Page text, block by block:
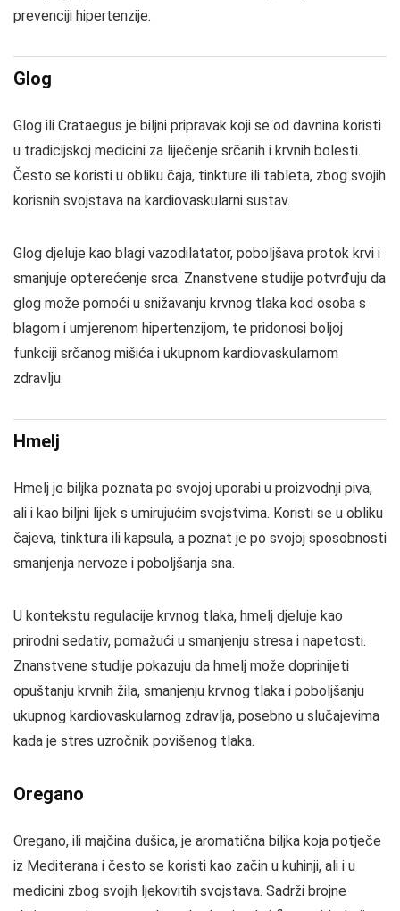
prevenciji hipertenzije.
Glog
Glog ili Crataegus je biljni pripravak koji se od davnina koristi
u tradicijskoj medicini za liječenje srčanih i krvnih bolesti.
Često se koristi u obliku čaja, tinkture ili tableta, zbog svojih
korisnih svojstava na kardiovaskularni sustav.
Glog djeluje kao blagi vazodilatator, poboljšava protok krvi i
smanjuje opterećenje srca. Znanstvene studije potvrđuju da
glog može pomoći u snižavanju krvnog tlaka kod osoba s
blagom i umjerenom hipertenzijom, te pridonosi boljoj
funkciji srčanog mišića i ukupnom kardiovaskularnom
zdravlju.
Hmelj
Hmelj je biljka poznata po svojoj uporabi u proizvodnji piva,
ali i kao biljni lijek s umirujućim svojstvima. Koristi se u obliku
čajeva, tinktura ili kapsula, a poznat je po svojoj sposobnosti
smanjenja nervoze i poboljšanja sna.
U kontekstu regulacije krvnog tlaka, hmelj djeluje kao
prirodni sedativ, pomažući u smanjenju stresa i napetosti.
Znanstvene studije pokazuju da hmelj može doprinijeti
opuštanju krvnih žila, smanjenju krvnog tlaka i poboljšanju
ukupnog kardiovaskularnog zdravlja, posebno u slučajevima
kada je stres uzročnik povišenog tlaka.
Oregano
Oregano, ili majčina dušica, je aromatična biljka koja potječe
iz Mediterana i često se koristi kao začin u kuhinji, ali i u
medicini zbog svojih ljekovitih svojstava. Sadrži brojne